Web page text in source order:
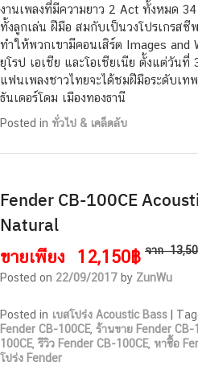
งานเพลงที่มีความยาว 2 Act ทั้งหมด
ทั้งลูกเล่น ฝีมือ สมกับเป็นวงโปรเกรสซี
ทำให้พวกเขามีคอนเสิร์ต Images and
ยุโรป เอเชีย และโอเชียเนีย ตั้งแต่วัน
แฟนเพลงชาวไทยจะได้ชมฝีมือระดับ
ธันเดอร์โดม เมืองทองธานี
Posted in ทั่วไป & เคล็ดลับ
Fender CB-100CE
Natural
ขายเพียง 12,150฿ จาก
Posted on 22/09/2017 by ZunWu
Posted in เบสโปร่ง Acoustic Bass |
Fender CB-100CE, ร้านขาย Fender CB-
100CE,รีวิว Fender CB-100CE, หาซื้อ
โปร่ง Fender